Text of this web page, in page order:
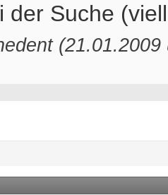
der Suche